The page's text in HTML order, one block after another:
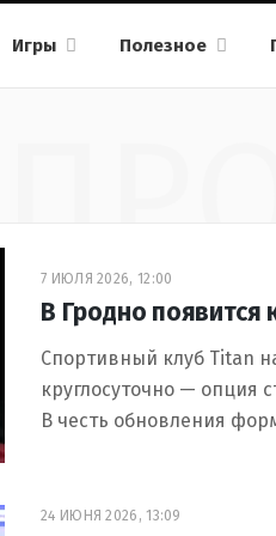
Игры Полезное
7 ИЮЛЯ 2026, 12:00
В Гродно появится
Спортивный клуб Titan
круглосуточно — опция
В честь обновления
24 ИЮНЯ 2026, 13:09